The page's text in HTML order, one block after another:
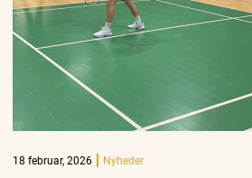
18 februar, 2026 Nyheder